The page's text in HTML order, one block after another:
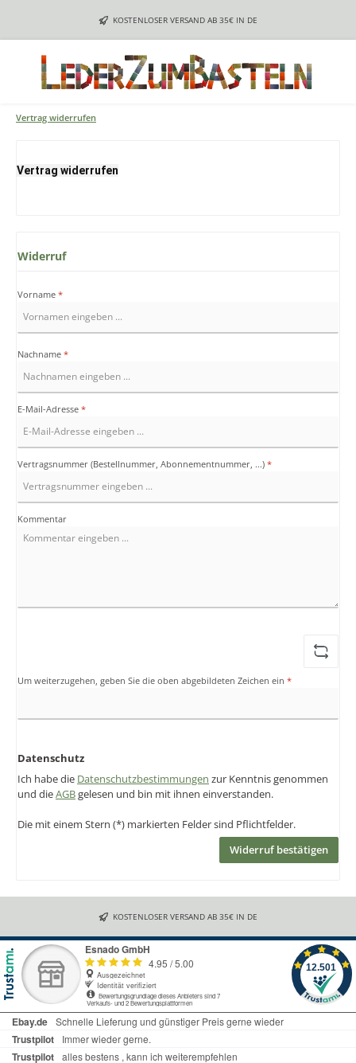
Zum Hauptinhalt springenKOSTENLOSER VERSAND AB 35€ IN DE
Vertrag widerrufen
Vertrag widerrufen
Widerruf
Vorname *
Nachname *
E-Mail-Adresse *
Vertragsnummer (Bestellnummer, Abonnementnummer, ...) *
Kommentar
Um weiterzugehen, geben Sie die oben abgebildeten Zeichen ein *
Datenschutz
Ich habe die Datenschutzbestimmungen zur Kenntnis genommen
und dieAGBgelesen und bin mit ihnen einverstanden.
Die mit einem Stern (*) markierten Felder sind Pflichtfelder.
Widerruf bestätigen
KOSTENLOSER VERSAND AB 35€ IN DE